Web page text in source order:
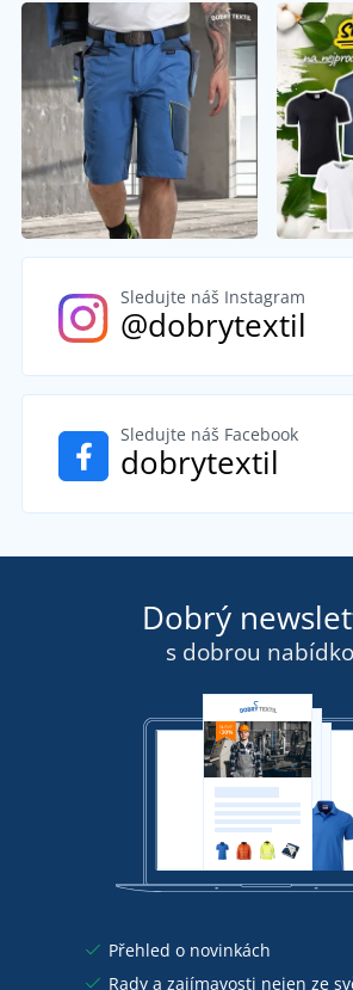
Sledujte náš Instagram
@dobrytextil
Sledujte náš Facebook
dobrytextil
Dobrý
s dobrou
Přehled o novinkách
Rady a zajímavosti nejen ze